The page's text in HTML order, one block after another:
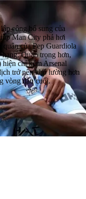
công bổ sung của
Man City phả hơi
của Pep Guardiola
Quan trọng hơn,
hiện chỉ kém Arsenal
trở nên khó lường hơn
vòng đấu cuối.